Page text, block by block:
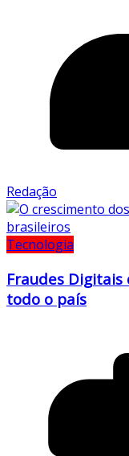
Redação
Tecnologia
Fraudes
todo o país